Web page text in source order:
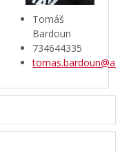
Tomáš
Bardoun
734644335